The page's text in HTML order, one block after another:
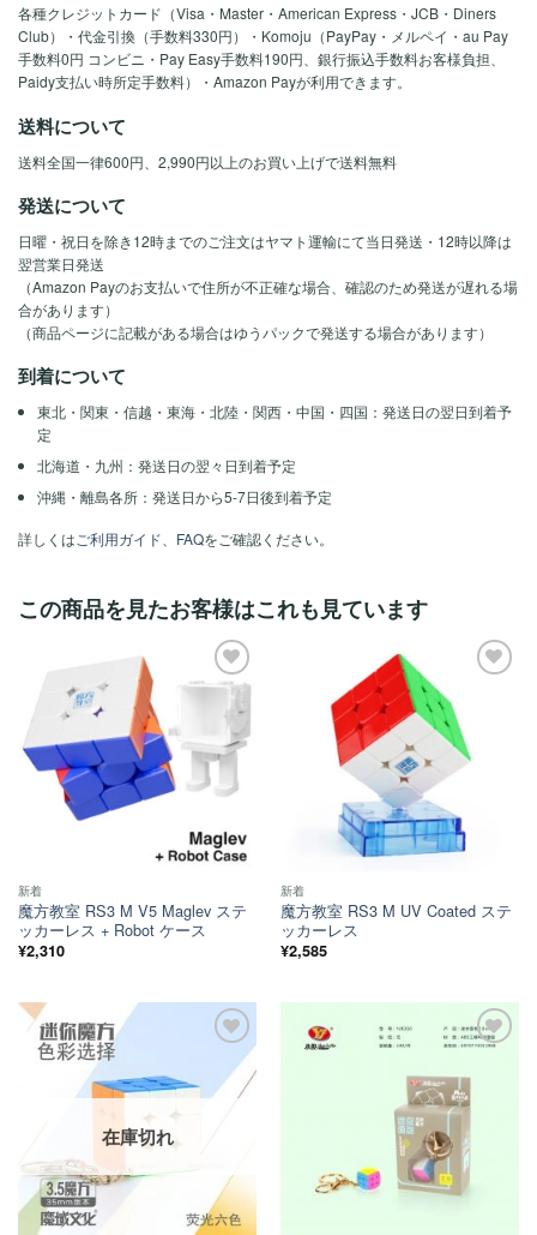
各種クレジットカード（Visa・Master・American Express・JCB・Diners
Club）・代金引換（手数料330円）・Komoju（PayPay・メルペイ・au Pay
手数料0円 コンビニ・Pay Easy手数料190円、銀行振込手数料お客様負担、
Paidy支払い時所定手数料）・Amazon Payが利用できます。
送料について
送料全国一律600円、2,990円以上のお買い上げで送料無料
発送について
日曜・祝日を除き12時までのご注文はヤマト運輸にて当日発送・12時以降は
翌営業日発送
（Amazon Payのお支払いで住所が不正確な場合、確認のため発送が遅れる場
合があります）
（商品ページに記載がある場合はゆうパックで発送する場合があります）
到着について
東北・関東・信越・東海・北陸・関西・中国・四国：発送日の翌日到着予
定
北海道・九州：発送日の翌々日到着予定
沖縄・離島各所：発送日から5-7日後到着予定
詳しくはご利用ガイド FAQをご確認ください。
この商品を見たお客様はこれも見ています
ほし
い！
新着
魔方教室 RS3 M V5 Maglev ステ
ッカーレス + Robot ケース
¥2,310
新着
魔方教室 RS3 M UV Coated ステ
ッカーレス
¥2,585
ほし
い！
在庫切れ